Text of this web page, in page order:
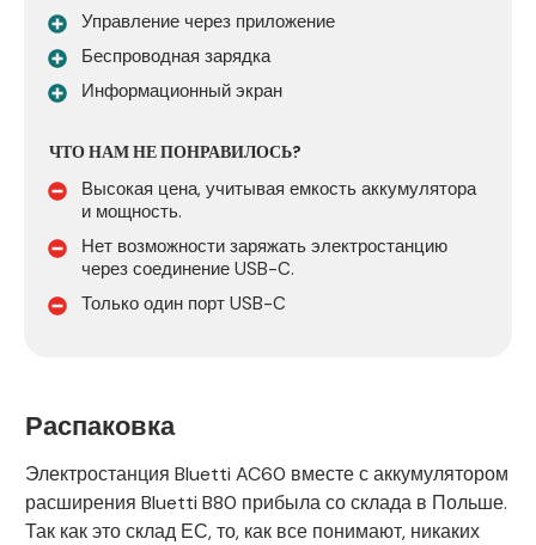
Управление через приложение
Беспроводная зарядка
Информационный экран
ЧТО НАМ НЕ ПОНРАВИЛОСЬ?
Высокая цена, учитывая емкость аккумулятора
и мощность.
Нет возможности заряжать электростанцию
через соединение USB-C.
Только один порт USB-C
Распаковка
Электростанция Bluetti AC60 вместе с аккумулятором
расширения Bluetti B80 прибыла со склада в Польше.
Так как это склад ЕС, то, как все понимают, никаких